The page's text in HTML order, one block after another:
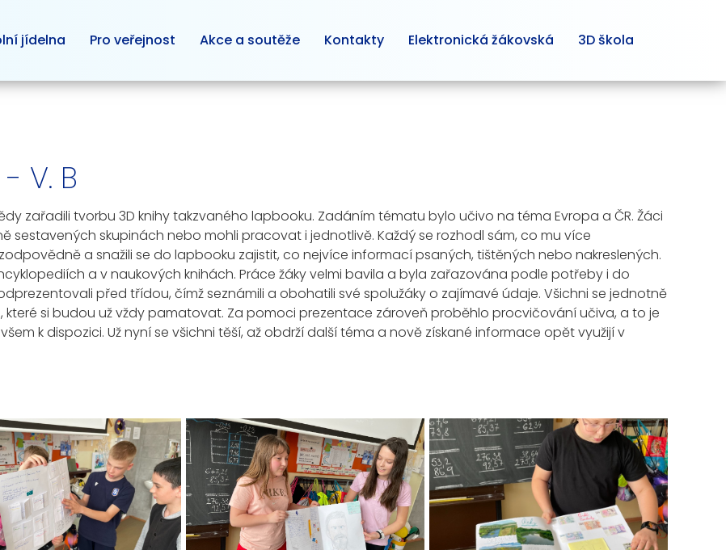
jídelna Pro veřejnost Akce a soutěže Kontakty Elektronická žákovská 3D škola
V. B
zařadili tvorbu 3D knihy takzvaného lapbooku. Zadáním tématu bylo učivo na téma Evropa a ČR. Žáci
sestavených skupinách nebo mohli pracovat i jednotlivě. Každý se rozhodl sám, co mu více
a snažili se do lapbooku zajistit, co nejvíce informací psaných, tištěných nebo nakreslených.
a v naukových knihách. Práce žáky velmi bavila a byla zařazována podle potřeby i do
před třídou, čímž seznámili a obohatili své spolužáky o zajímavé údaje. Všichni se jednotně
které si budou už vždy pamatovat. Za pomoci prezentace zároveň proběhlo procvičování učiva, a to je
k dispozici. Už nyní se všichni těší, až obdrží další téma a nově získané informace opět využijí v